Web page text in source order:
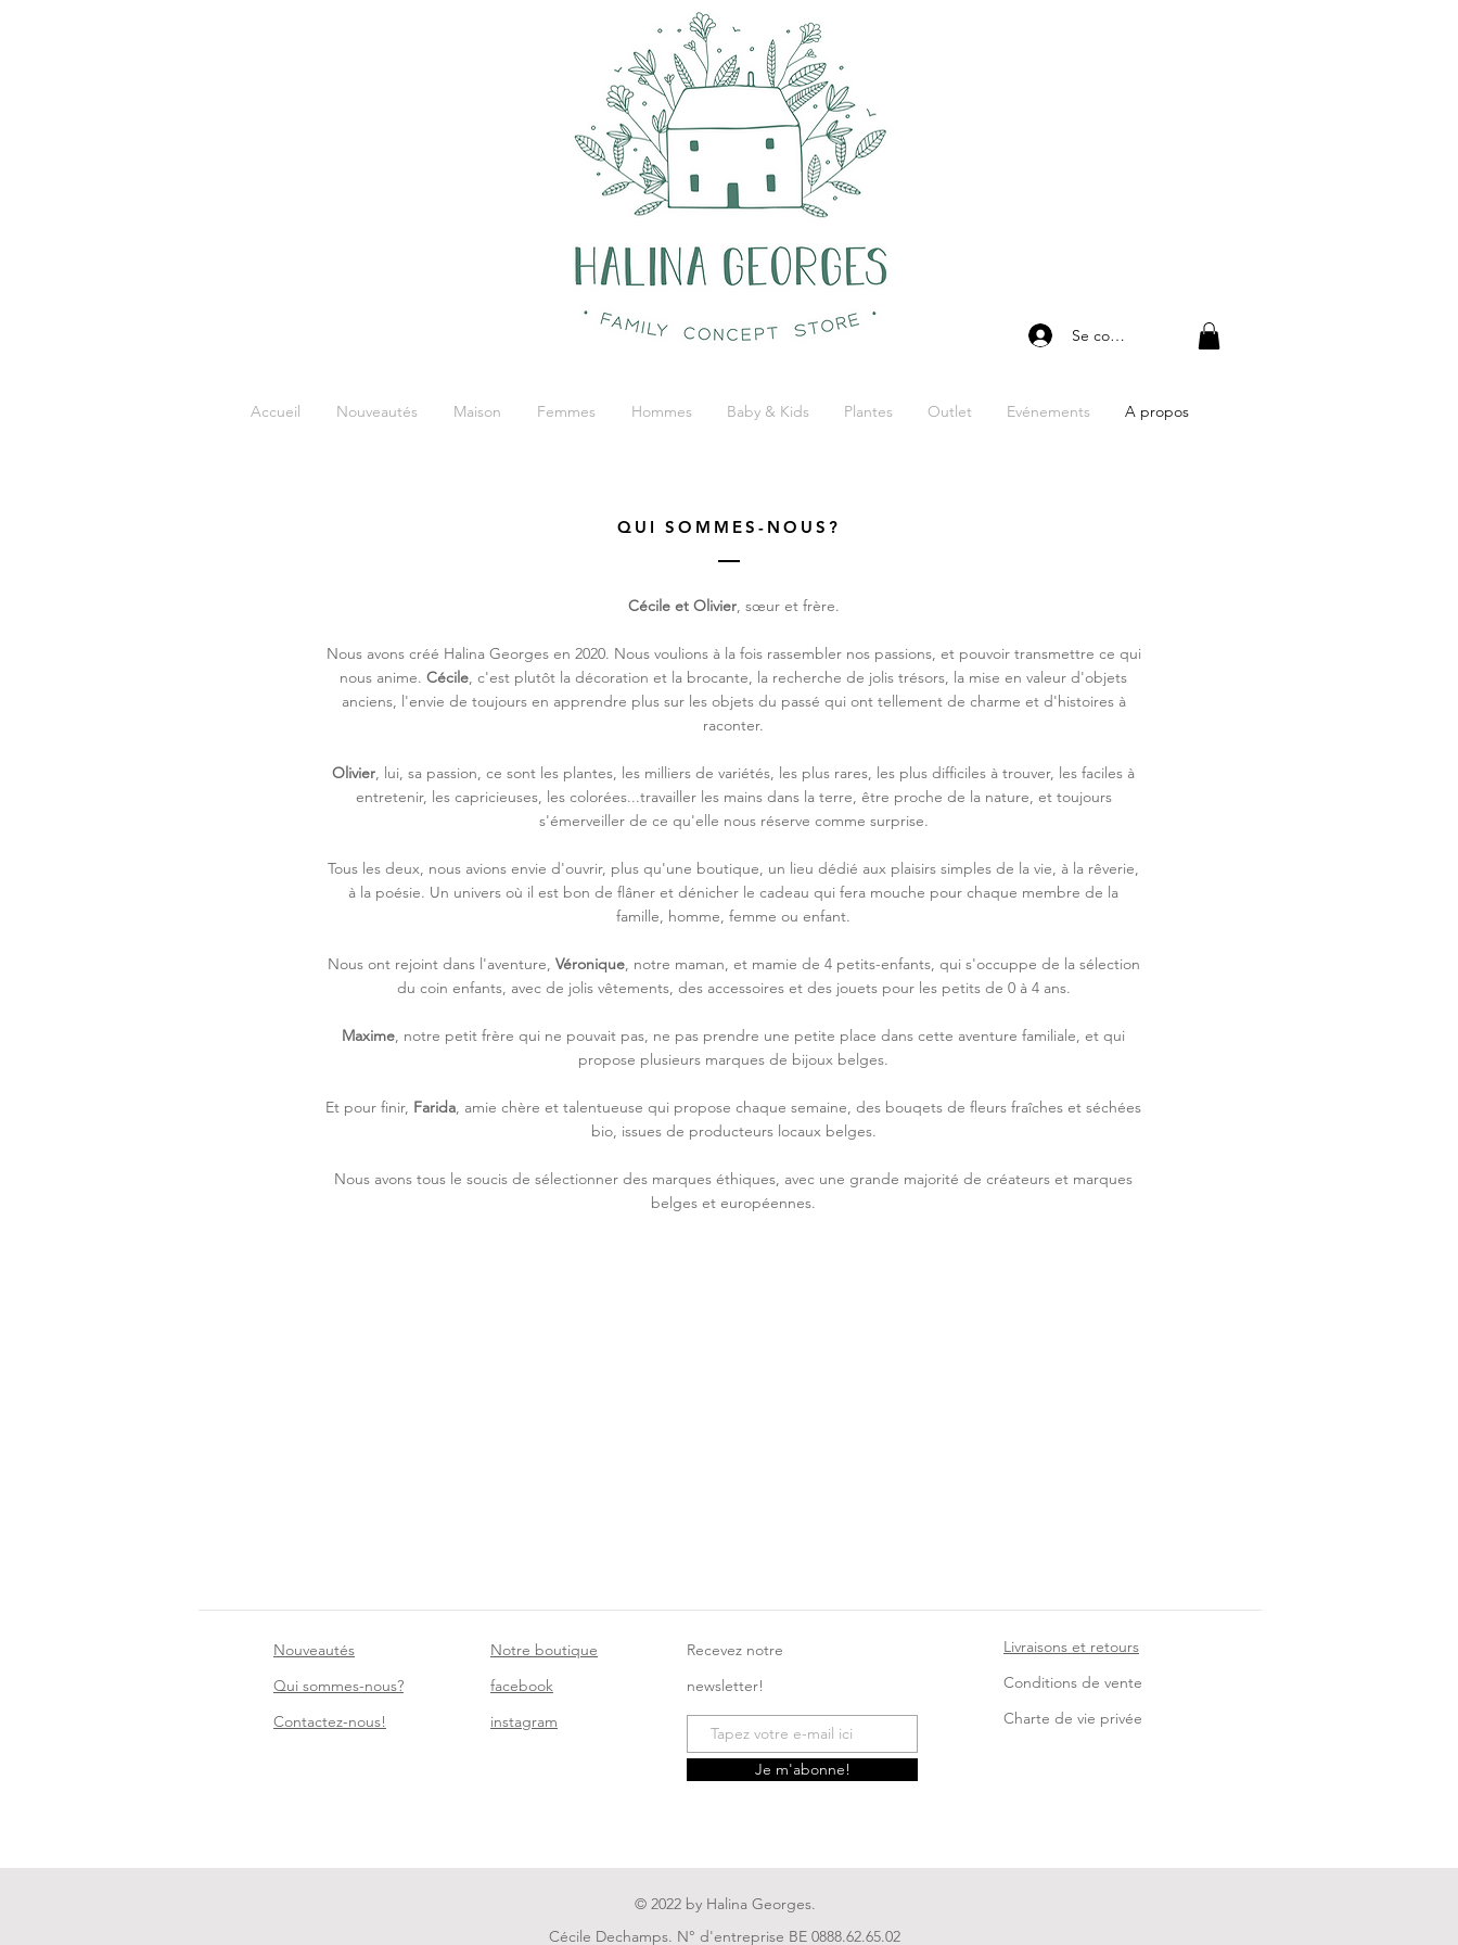
Se connecter
Accueil Nouveautés Maison Femmes Hommes Baby & Kids Plantes Outlet Evénements A propos
QUI SOMMES-NOUS?
Cécile et Olivier, sœur et frère.
Nous avons créé Halina Georges en 2020. Nous voulions à la fois rassembler nos passions, et pouvoir transmettre ce qui
nous anime. Cécile, c'est plutôt la décoration et la brocante, la recherche de jolis trésors, la mise en valeur d'objets
anciens, l'envie de toujours en apprendre plus sur les objets du passé qui ont tellement de charme et d'histoires à
raconter.
Olivier, lui, sa passion, ce sont les plantes, les milliers de variétés, les plus rares, les plus difficiles à trouver, les faciles à
entretenir, les capricieuses, les colorées...travailler les mains dans la terre, être proche de la nature, et toujours
s'émerveiller de ce qu'elle nous réserve comme surprise.
Tous les deux, nous avions envie d'ouvrir, plus qu'une boutique, un lieu dédié aux plaisirs simples de la vie, à la rêverie,
à la poésie. Un univers où il est bon de flâner et dénicher le cadeau qui fera mouche pour chaque membre de la
famille, homme, femme ou enfant.
Nous ont rejoint dans l'aventure, Véronique, notre maman, et mamie de 4 petits-enfants, qui s'occuppe de la sélection
du coin enfants, avec de jolis vêtements, des accessoires et des jouets pour les petits de 0 à 4 ans.
Maxime, notre petit frère qui ne pouvait pas, ne pas prendre une petite place dans cette aventure familiale, et qui
propose plusieurs marques de bijoux belges.
Et pour finir, Farida, amie chère et talentueuse qui propose chaque semaine, des bouqets de fleurs fraîches et séchées
bio, issues de producteurs locaux belges.
Nous avons tous le soucis de sélectionner des marques éthiques, avec une grande majorité de créateurs et marques
belges et européennes.
Nouveautés
Qui sommes-nous?
Contactez-nous!
Notre boutique
facebook
instagram
Recevez notre
newsletter!
Je m'abonne!
Livraisons et retours
Conditions de vente
Charte de vie privée
© 2022 by Halina Georges.
Cécile Dechamps. N° d'entreprise BE 0888.62.65.02